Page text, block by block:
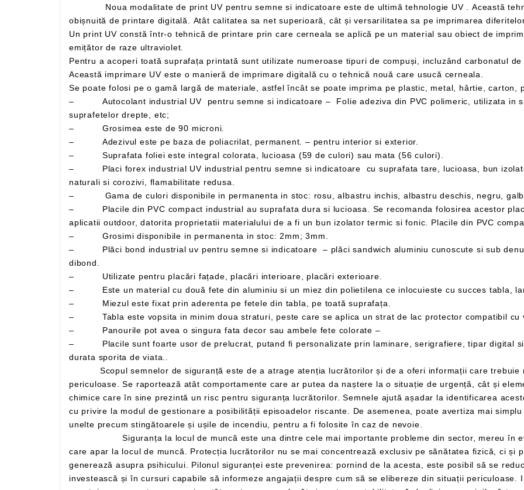
Un print UV constă într-o tehnică de printare prin care cerneala se aplică pe un material sau obiect de imprimat, care este apoi uscată instant de către un
emițător de raze ultraviolet.
Pentru a acoperi toată suprafața printată sunt utilizate numeroase tipuri de
Această imprimare UV este o manieră de imprimare digitală cu o tehnică nouă care usucă cerneala.
– Autocolant industrial UV pentru semne si indicatoare – Folie adeziva din PVC polimeric, utilizata in special la exterior, pentru decorarea
suprafetelor drepte, etc;
– Grosimea este de 90 microni.
– Adezivul este pe baza de poliacrilat, permanent. – pentru interior si exterior.
– Suprafata foliei este integral colorata, lucioasa (59 de culori) sau mata (56 culori).
– Placi forex industrial UV industrial pentru semne si indicatoare cu suprafata tare, lucioasa, bun izolator termic si fonic, rezistenta mare la agenti
naturali si corozivi, flamabilitate redusa.
– Placile din PVC compact industrial au suprafata dura si lucioasa. Se recomanda folosirea acestor placi atat pentru aplicatii indoor, cat si pentru
– Grosimi disponibile in permanenta in stoc: 2mm; 3mm.
– Plăci bond industrial uv pentru semne si indicatoare – plăci sandwich aluminiu cunoscute si sub denumirile comerciale de alucobond, alubond si
dibond.
– Utilizate pentru placări fațade, placări interioare, placări exterioare.
– Miezul este fixat prin aderenta pe fetele din tabla, pe toată suprafața.
– Tabla este vopsita in minim doua straturi, peste care se aplica un strat de lac protector compatibil cu
– Panourile pot avea o singura fata decor sau ambele fete colorate –
– Placile sunt foarte usor de prelucrat, putand fi personalizate prin laminare, serigrafiere, tipar digital si lacuire, fiind usor de intretinut si avand o
durata sporita de viata..
periculoase. Se raportează atât comportamente care ar putea da naștere la o situație de urgență, cât și elemente fizice precum mașini sau substanțe
chimice care în sine prezintă un risc pentru siguranța lucrătorilor. Semnele ajută așadar la identificarea acestor elemente și, în același timp, oferă indicații
cu privire la modul de gestionare a posibilității episoadelor riscante. De asemenea, poate avertiza mai simplu asupra existenței unor căi de evacuare sau
unelte precum stingătoarele și ușile de incendiu, pentru a fi folosite în caz de nevoie.
Siguranța la locul de muncă este una dintre cele mai importante probleme din sector, mereu în evoluție constantă în funcție de noile nevoi
care apar la locul de muncă. Protecția lucrătorilor nu se mai concentrează exclusiv pe sănătatea fizică, ci și pe impactul pe care mediul de lucru îl
generează asupra psihicului. Pilonul siguranței este prevenirea: pornind de la acesta, este posibil să se reducă drastic riscurile, așa că este esențial să se
investească și în cursuri capabile să informeze angajații despre cum să se elibereze din situații periculoase. Investiția în securitatea muncii reprezintă un